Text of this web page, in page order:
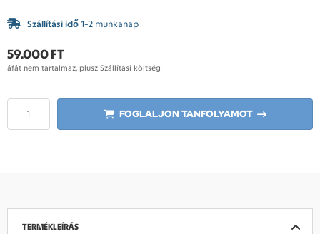
Szállítási idő 1-2 munkanap
59.000 FT
áfát nem tartalmaz, plusz Szállítási költség
FOGLALJON TANFOLYAMOT
TERMÉKLEÍRÁS